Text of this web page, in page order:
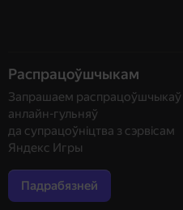
Распрацоўшчыкам
Запрашаем распрацоўшчыкаў
анлайн-гульняў
да супрацоўніцтва з сэрвісам
Яндекс Игры
Падрабязней